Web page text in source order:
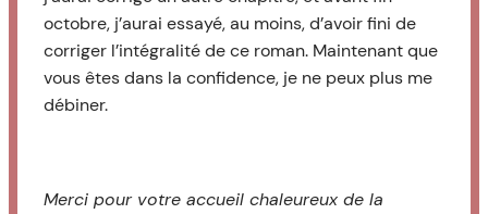
octobre, j’aurai essayé, au moins, d’avoir fini de
corriger l’intégralité de ce roman. Maintenant que
vous êtes dans la confidence, je ne peux plus me
débiner.
Merci pour votre accueil chaleureux de la